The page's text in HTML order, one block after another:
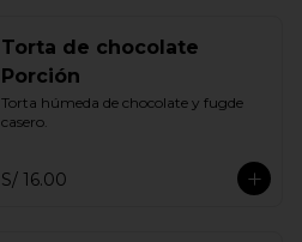
Torta de chocolate
Porción
Torta húmeda de chocolate y fugde
casero.
S/ 16.00